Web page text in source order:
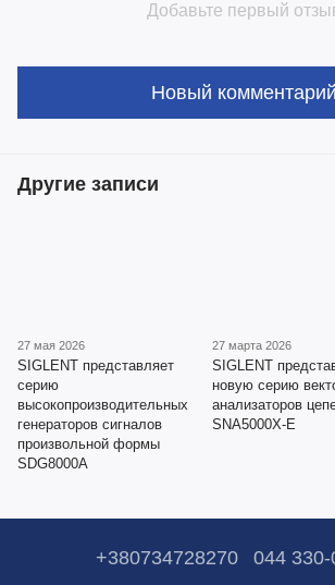
Добавьте первый
Новый комментарий
Другие записи
27 мая 2026
SIGLENT представляет
серию
высокопроизводительных
генераторов сигналов
произвольной формы
SDG8000A
27 марта 2026
SIGLENT
новую серию
анализаторов
SNA5000X-E
+380734728270 044